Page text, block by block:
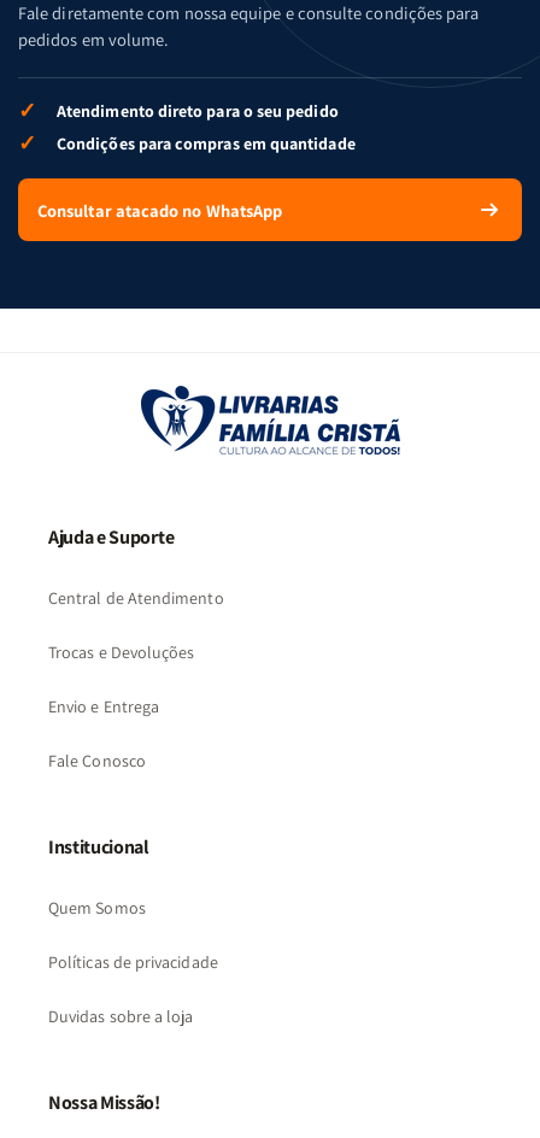
Fale diretamente com nossa equipe e consulte condições para
pedidos em volume.
✓ Atendimento direto para o seu pedido
✓ Condições para compras em quantidade
Consultar atacado no WhatsApp
Ajuda e Suporte
Central de Atendimento
Trocas e Devoluções
Envio e Entrega
Fale Conosco
Institucional
Quem Somos
Políticas de privacidade
Duvidas sobre a loja
Nossa Missão!